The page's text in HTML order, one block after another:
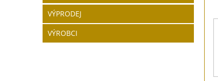
VÝPRODEJ
VÝROBCI